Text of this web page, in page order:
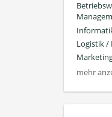
Logistik /
mehr